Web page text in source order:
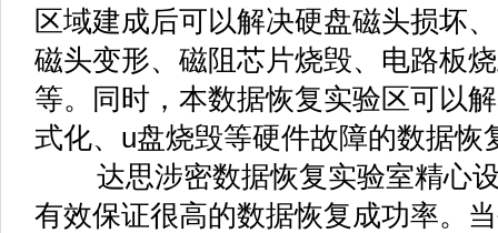
区域建成后可以解决硬盘磁头损坏
磁头变形、磁阻芯片烧毁、电路板
等。同时，本数据恢复实验区可以
式化、u盘烧毁等硬件故障的数据恢
达思涉密数据恢复实验室精心设
有效保证很高的数据恢复成功率。